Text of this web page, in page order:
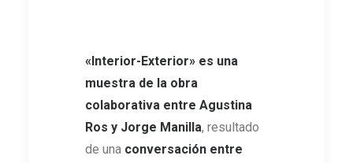
«Interior-Exterior» es una
muestra de la obra
colaborativa entre Agustina
Ros y Jorge Manilla, resultado
de una conversación entre